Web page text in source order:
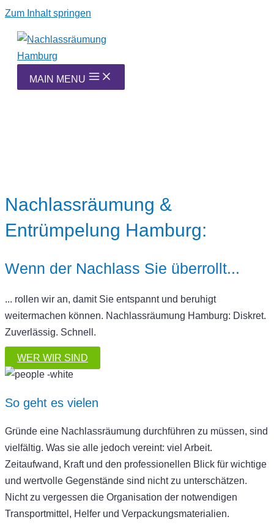
Zum Inhalt springen
MAIN MENU
Nachlassräumung &
Entrümpelung Hamburg:
Wenn der Nachlass Sie überrollt...
... rollen wir an, damit Sie entspannt und beruhigt
weitermachen können. Nachlassräumung Hamburg: Diskret.
Zuverlässig. Schnell.
WER WIR SIND
So geht es vielen
Gründe eine Nachlassräumung durchführen zu müssen, sind
vielfältig. Was sie alle jedoch vereint: viel Arbeit.
Zeitaufwand, Kraft und den professionellen Blick für wichtige
und wertvolle Gegenstände sind nicht zu unterschätzen.
Nicht zu vergessen die Organisation der notwendigen
Transportmittel, Helfer und Verpackungsmaterialien.